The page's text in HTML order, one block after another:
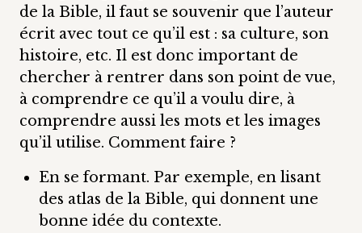
de la Bible, il faut se souvenir que l’auteur
écrit avec tout ce qu’il est : sa culture, son
histoire, etc. Il est donc important de
chercher à rentrer dans son point de vue,
à comprendre ce qu’il a voulu dire, à
comprendre aussi les mots et les images
qu’il utilise. Comment faire ?
En se formant. Par exemple, en lisant
des atlas de la Bible, qui donnent une
bonne idée du contexte.